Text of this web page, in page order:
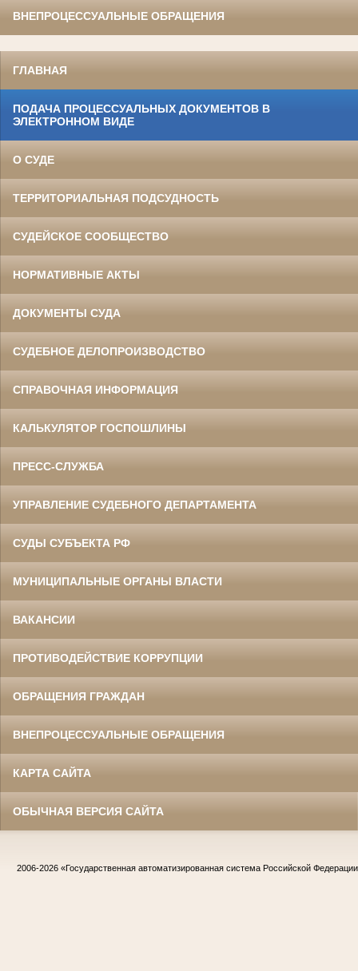
ВНЕПРОЦЕССУАЛЬНЫЕ ОБРАЩЕНИЯ
ГЛАВНАЯ
ПОДАЧА ПРОЦЕССУАЛЬНЫХ ДОКУМЕНТОВ В
ЭЛЕКТРОННОМ ВИДЕ
О СУДЕ
ТЕРРИТОРИАЛЬНАЯ ПОДСУДНОСТЬ
СУДЕЙСКОЕ СООБЩЕСТВО
НОРМАТИВНЫЕ АКТЫ
ДОКУМЕНТЫ СУДА
СУДЕБНОЕ ДЕЛОПРОИЗВОДСТВО
СПРАВОЧНАЯ ИНФОРМАЦИЯ
КАЛЬКУЛЯТОР ГОСПОШЛИНЫ
ПРЕСС-СЛУЖБА
УПРАВЛЕНИЕ СУДЕБНОГО ДЕПАРТАМЕНТА
СУДЫ СУБЪЕКТА РФ
МУНИЦИПАЛЬНЫЕ ОРГАНЫ ВЛАСТИ
ВАКАНСИИ
ПРОТИВОДЕЙСТВИЕ КОРРУПЦИИ
ОБРАЩЕНИЯ ГРАЖДАН
ВНЕПРОЦЕССУАЛЬНЫЕ ОБРАЩЕНИЯ
КАРТА САЙТА
ОБЫЧНАЯ ВЕРСИЯ САЙТА
2006-2026 «Государственная автоматизированная система Российской